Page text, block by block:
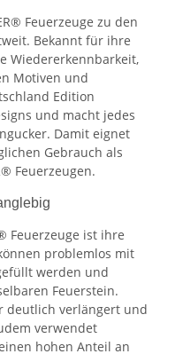
Feuerzeuge zu den
Bekannt für ihre
Wiedererkennbarkeit,
Motiven und
Edition
und macht jedes
Damit eignet
Gebrauch als
Feuerzeugen.
Feuerzeuge ist ihre
problemlos mit
werden und
Feuerstein.
deutlich verlängert und
verwendet
hohen Anteil an